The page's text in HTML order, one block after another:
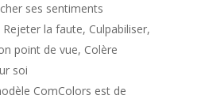
ses sentiments
Rejeter la faute, Culpabiliser,
point de vue, Colère
soi
ComColors est de